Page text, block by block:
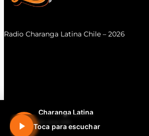
Charanga Latina
En vivo 24h
Toca para escuchar
Radio Charanga Latina Chile – 2026